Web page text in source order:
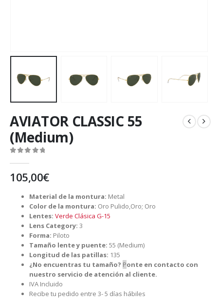
AVIATOR CLASSIC 55
(Medium)
105,00€
Material de la montura: Metal
Color de la montura: Oro Pulido,Oro; Oro
Lentes: Verde Clásica G-15
Lens Category: 3
Forma: Piloto
Tamaño lente y puente: 55 (Medium)
Longitud de las patillas: 135
¿No encuentras tu tamaño? Ponte en contacto con
nuestro servicio de atención al cliente.
IVA Incluido
Recibe tu pedido entre 3- 5 días hábiles